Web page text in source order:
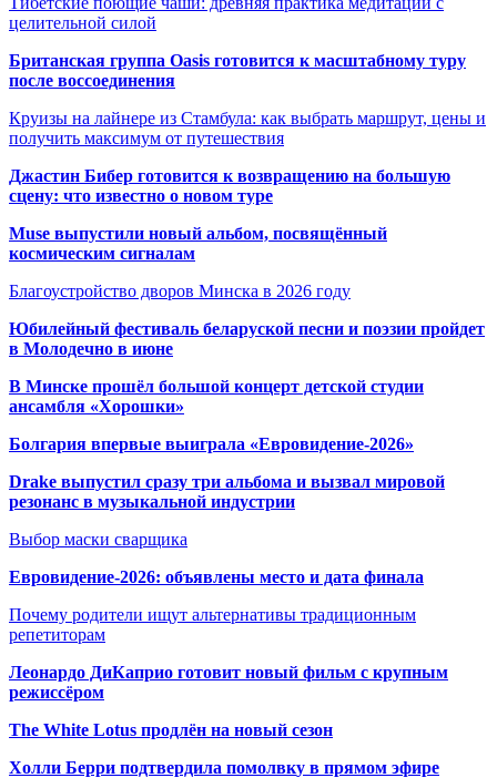
целительной силой
Британская группа Oasis готовится к масштабному туру
после воссоединения
Круизы на лайнере из Стамбула: как выбрать маршрут, цены и
получить максимум от путешествия
Джастин Бибер готовится к возвращению на большую
сцену: что известно о новом туре
Muse выпустили новый альбом, посвящённый
космическим сигналам
Благоустройство дворов Минска в 2026 году
Юбилейный фестиваль беларуской песни и поэзии пройдет
в Молодечно в июне
В Минске прошёл большой концерт детской студии
ансамбля «Хорошки»
Болгария впервые выиграла «Евровидение-2026»
Drake выпустил сразу три альбома и вызвал мировой
резонанс в музыкальной индустрии
Выбор маски сварщика
Евровидение-2026: объявлены место и дата финала
Почему родители ищут альтернативы традиционным
репетиторам
Леонардо ДиКаприо готовит новый фильм с крупным
режиссёром
The White Lotus продлён на новый сезон
Холли Берри подтвердила помолвку в прямом эфире